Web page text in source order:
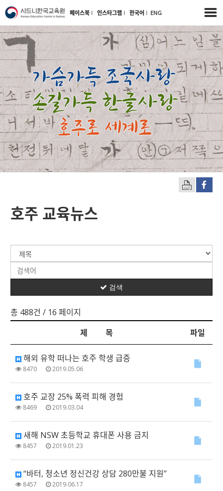
페이스북 l 인스타그램 l 한국어 l ENG
호주 교육뉴스
총 488건 / 16 페이지
검색
제 목 파일
해외 유학 떠나는 호주 학생 급증
8470 2019.05.06
호주 교장 25% 폭력 피해 경험
8469 2019.03.04
새해 NSW 초등학교 휴대폰 사용 금지
8457 2019.01.23
“바터, 청소년 정신건강 상담 280만불 지원”
8457 2019.06.17